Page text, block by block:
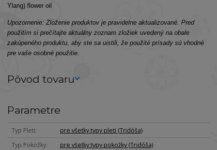
Ylang) flower oil
Upozornenie: Zloženie produktov je pravidelne aktualizované. Pred
použitím si prečítajte aktuálny zoznam zložiek uvedený na obale
zakúpeného produktu, aby ste sa uistili, že použité prísady sú vhodné
pre vaše osobné použitie.
Pôvod tovaru
Parametre
Typ Pleti
pre všetky typy pleti (Tridóša)
Typ Pokožky
pre všetky typy pokožky (Tridóša)